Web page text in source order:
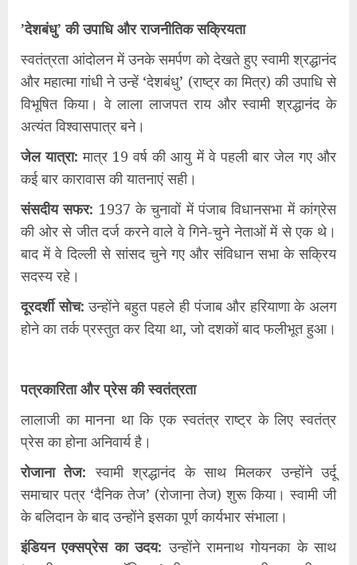
​’देशबंधु’ की उपाधि और राजनीतिक सक्रियता
​स्वतंत्रता आंदोलन में उनके समर्पण को देखते हुए स्वामी श्रद्धानंद
और महात्मा गांधी ने उन्हें ‘देशबंधु’ (राष्ट्र का मित्र) की उपाधि से
विभूषित किया। वे लाला लाजपत राय और स्वामी श्रद्धानंद के
अत्यंत विश्वासपात्र बने।
​जेल यात्रा: मात्र 19 वर्ष की आयु में वे पहली बार जेल गए और
कई बार कारावास की यातनाएं सही।
​संसदीय सफर: 1937 के चुनावों में पंजाब विधानसभा में कांग्रेस
की ओर से जीत दर्ज करने वाले वे गिने-चुने नेताओं में से एक थे।
बाद में वे दिल्ली से सांसद चुने गए और संविधान सभा के सक्रिय
सदस्य रहे।
​दूरदर्शी सोच: उन्होंने बहुत पहले ही पंजाब और हरियाणा के अलग
होने का तर्क प्रस्तुत कर दिया था, जो दशकों बाद फलीभूत हुआ।
​पत्रकारिता और प्रेस की स्वतंत्रता
​लालाजी का मानना था कि एक स्वतंत्र राष्ट्र के लिए स्वतंत्र
प्रेस का होना अनिवार्य है।
​रोजाना तेज: स्वामी श्रद्धानंद के साथ मिलकर उन्होंने उर्दू
समाचार पत्र ‘दैनिक तेज’ (रोजाना तेज) शुरू किया। स्वामी जी
के बलिदान के बाद उन्होंने इसका पूर्ण कार्यभार संभाला।
​इंडियन एक्सप्रेस का उदय: उन्होंने रामनाथ गोयनका के साथ